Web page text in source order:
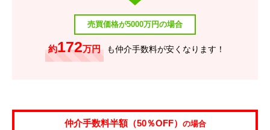
売買価格が5000万円の場合
約172万円 も仲介手数料が安くなります！
仲介手数料半額（50％OFF） の場合